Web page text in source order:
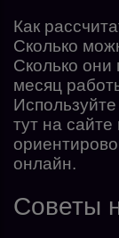
Как
Сколько
Сколько они
месяц
тут на
онлайн.
Советы